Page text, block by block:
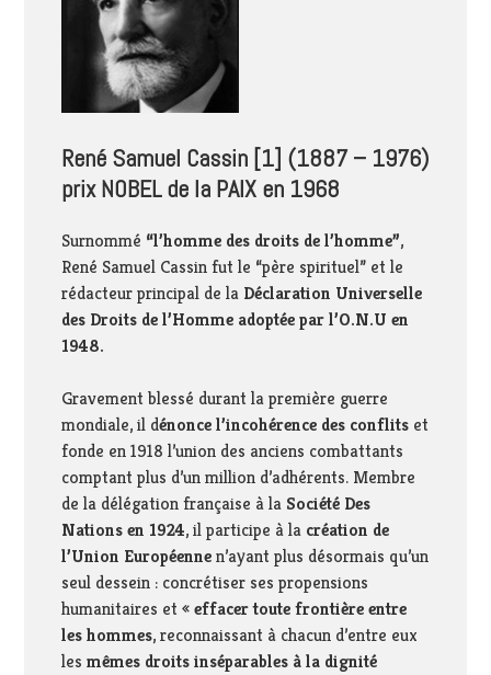
René Samuel Cassin [1] (1887 – 1976)
prix NOBEL de la PAIX en 1968
Surnommé “l’homme des droits de l’homme”,
René Samuel Cassin fut le “père spirituel” et le
rédacteur principal de la Déclaration Universelle
des Droits de l’Homme adoptée par l’O.N.U en
1948.
Gravement blessé durant la première guerre
mondiale, il dénonce l’incohérence des conflits et
fonde en 1918 l’union des anciens combattants
comptant plus d’un million d’adhérents. Membre
de la délégation française à la Société Des
Nations en 1924, il participe à la création de
l’Union Européennen’ayant plus désormais qu’un
seul dessein : concrétiser ses propensions
humanitaires et «effacer toute frontière entre
les hommes, reconnaissant à chacun d’entre eux
lesmêmes droits inséparables à la dignité